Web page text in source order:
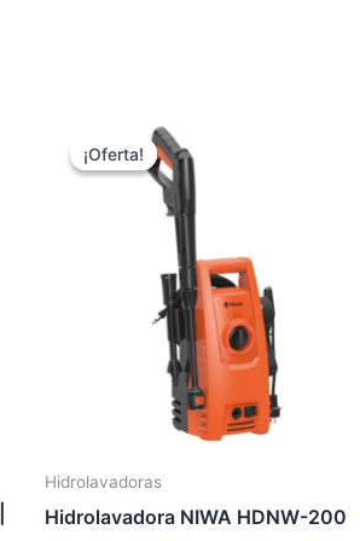
¡Oferta!
¡Oferta!
Hidrolavadoras
Hidrolavadora NIWA HDNW-200
El
precio
original
era:
$144,346.00.